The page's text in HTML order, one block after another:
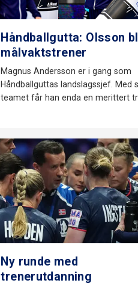
Håndballgutta: Olsson
målvaktstrener
Magnus Andersson er i gang som
Håndballguttas landslagssjef. Med
teamet får han enda en merittert
Ny runde med
trenerutdanning